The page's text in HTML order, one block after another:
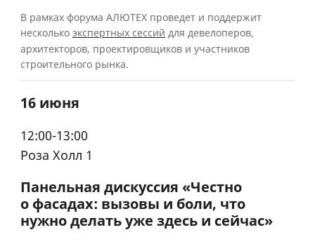
В рамках форума АЛЮТЕХ проведет и поддержит
несколькоэкспертных сессийдля девелоперов,
архитекторов, проектировщиков и участников
строительного рынка.
16 июня
12:00-13:00
Роза Холл 1
Панельная дискуссия «Честно
о фасадах: вызовы и боли, что
нужно делать уже здесь и сейчас»